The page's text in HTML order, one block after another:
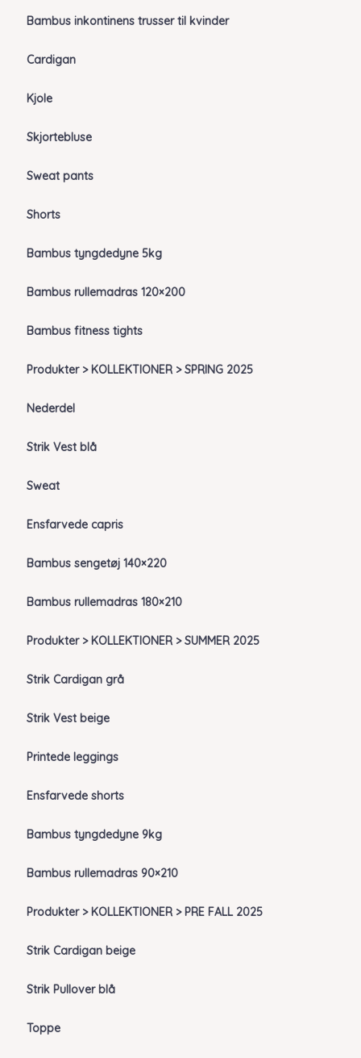
Bambus inkontinens trusser til kvinder
Cardigan
Kjole
Skjortebluse
Sweat pants
Shorts
Bambus tyngdedyne 5kg
Bambus rullemadras 120×200
Bambus fitness tights
Produkter > KOLLEKTIONER > SPRING 2025
Nederdel
Strik Vest blå
Sweat
Ensfarvede capris
Bambus sengetøj 140×220
Bambus rullemadras 180×210
Produkter > KOLLEKTIONER > SUMMER 2025
Strik Cardigan grå
Strik Vest beige
Printede leggings
Ensfarvede shorts
Bambus tyngdedyne 9kg
Bambus rullemadras 90×210
Produkter > KOLLEKTIONER > PRE FALL 2025
Strik Cardigan beige
Strik Pullover blå
Toppe